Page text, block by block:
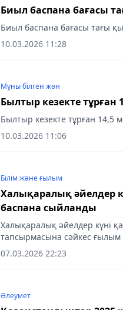
Биыл баспана бағасы
Биыл баспана бағасы тағы
10.03.2026 11:28
Мұны білген жөн
Былтыр кезекте
Былтыр кезекте тұрған 14,5
10.03.2026 11:06
Білім және ғылым
Халықаралық әйелдер
баспана сыйланды
Халықаралық әйелдер күні
тапсырмасына сәйкес ғылым
әйелдерге тұрғын үй
07.03.2026 22:23
Әлеумет